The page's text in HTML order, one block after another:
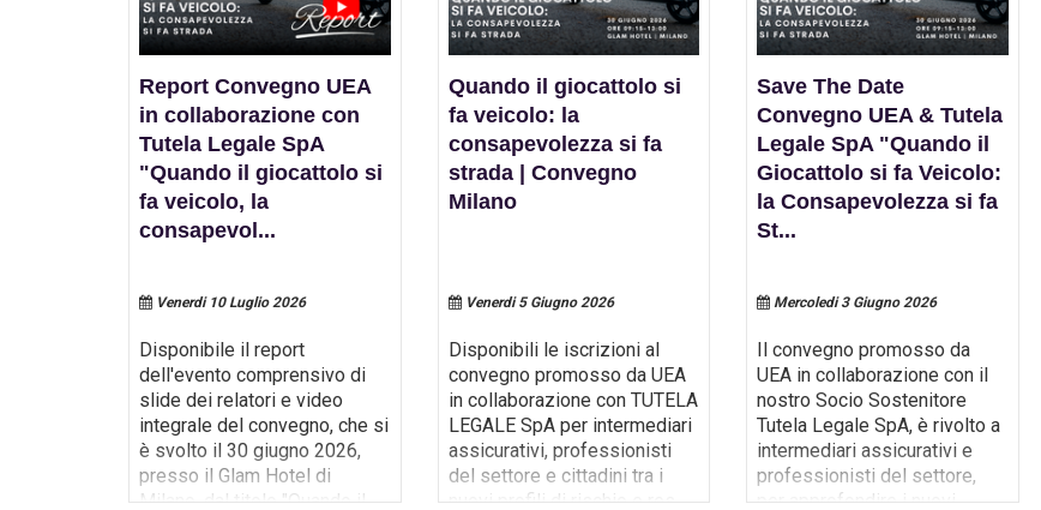
Report Convegno UEA
in collaborazione con
Tutela Legale SpA
"Quando il giocattolo si
fa veicolo, la
consapevol ...
Venerdi 10 Luglio 2026
Disponibile il report
dell'evento comprensivo di
slide dei relatori e video
integrale del convegno, che si
è svolto il 30 giugno 2026,
presso il Glam Hotel di
Milano, dal titolo "Quando il
Quando il giocattolo si
fa veicolo: la
consapevolezza si fa
strada | Convegno
Milano
Venerdi 5 Giugno 2026
Disponibili le iscrizioni al
convegno promosso da UEA
in collaborazione con TUTELA
LEGALE SpA per intermediari
assicurativi, professionisti
del settore e cittadini tra i
nuovi profili di rischio e res...
Save The Date
Convegno UEA & Tutela
Legale SpA "Quando il
Giocattolo si fa Veicolo:
la Consapevolezza si fa
St...
Mercoledi 3 Giugno 2026
Il convegno promosso da
UEA in collaborazione con il
nostro Socio Sostenitore
Tutela Legale SpA, è rivolto a
intermediari assicurativi e
professionisti del settore,
per approfondire i nuovi
XLVII Congresso UEA | Venezia, 25-26
settembre 2020
Il video racconto del 47° Congresso UEA: i lavori
congressuali, l'Assemblea dei Soci e le elezioni
Convegno UEA: Parte 1 - Intelligenza
Futuro Responsabile
Palermo il 15 novembre 2024, presso l'Orto
Botanico dell'Università degli Studi di Palermo. Il
convegno si propone di promuovere una
riflessione sul futuro responsabile del settore, alla
luce delle trasformazioni tecnologiche. Infatti,
l'introduzione